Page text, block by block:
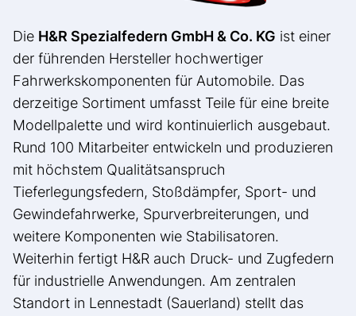
Die H&R Spezialfedern GmbH & Co. KG ist einer
der führenden Hersteller hochwertiger
Fahrwerkskomponenten für Automobile. Das
derzeitige Sortiment umfasst Teile für eine breite
Modellpalette und wird kontinuierlich ausgebaut.
Rund 100 Mitarbeiter entwickeln und produzieren
mit höchstem Qualitätsanspruch
Tieferlegungsfedern, Stoßdämpfer, Sport- und
Gewindefahrwerke, Spurverbreiterungen, und
weitere Komponenten wie Stabilisatoren.
Weiterhin fertigt H&R auch Druck- und Zugfedern
für industrielle Anwendungen. Am zentralen
Standort in Lennestadt (Sauerland) stellt das